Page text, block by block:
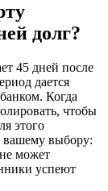
долг?
45 дней после
дается
Когда
чтобы
этого
вашему выбору:
может
успеют